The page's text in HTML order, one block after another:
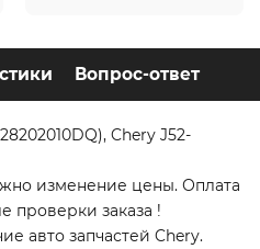
Вопрос-ответ
Chery J52-
изменение цены. Оплата
проверки заказа !
авто запчастей Chery.